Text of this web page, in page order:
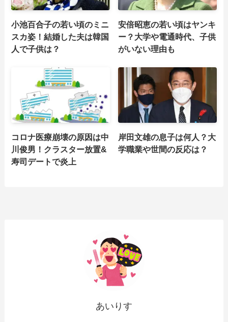
小池百合子の若い頃のミニ
スカ姿！結婚した夫は韓国
人で子供は？
安倍昭恵の若い頃はヤンキ
ー？大学や電通時代、子供
がいない理由も
コロナ医療崩壊の原因は中
川俊男！クラスター放置&
寿司デートで炎上
岸田文雄の息子は何人？大
学職業や世間の反応は？
あいりす